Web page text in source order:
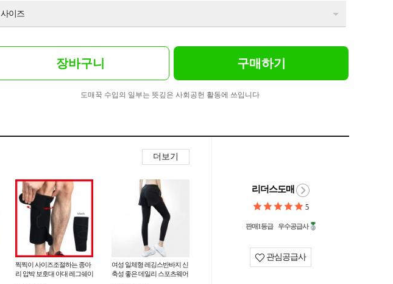
사이즈
장바구니 구매하기
도매꾹 수입의 일부는 뜻깊은 사회공헌 활동에 쓰입니다
더보기
찍찍이 사이즈조절하는 종아
리 압박 보호대 아대 레그쉐이
여성 일체형 레깅스반바지 신
축성 좋은 데일리 스포츠웨어
리더스도매
5
판매1등급 우수공급사
관심공급사